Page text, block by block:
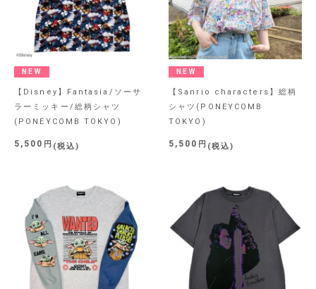
NEW
【Disney】Fantasia/ソーサ
ラーミッキー/総柄シャツ
(PONEYCOMB TOKYO)
5,500 税込
NEW
【Sanrio characters】総柄
シャツ(PONEYCOMB
TOKYO)
5,500 税込